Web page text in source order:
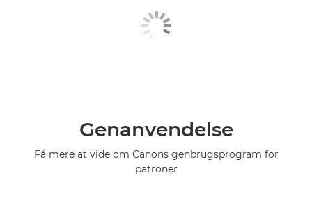
Genanvendelse
Få mere at vide om Canons genbrugsprogram for
patroner